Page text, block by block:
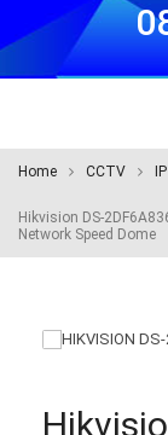
Home CCTV
Hikvision DS-
Network Speed Dome